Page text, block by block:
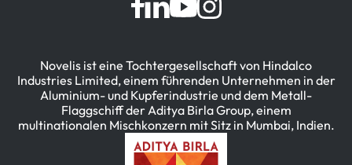
Novelis ist eine Tochtergesellschaft von Hindalco
Industries Limited, einem führenden Unternehmen in der
Aluminium- und Kupferindustrie und dem Metall-
Flaggschiff der Aditya Birla Group, einem
multinationalen Mischkonzern mit Sitz in Mumbai, Indien.